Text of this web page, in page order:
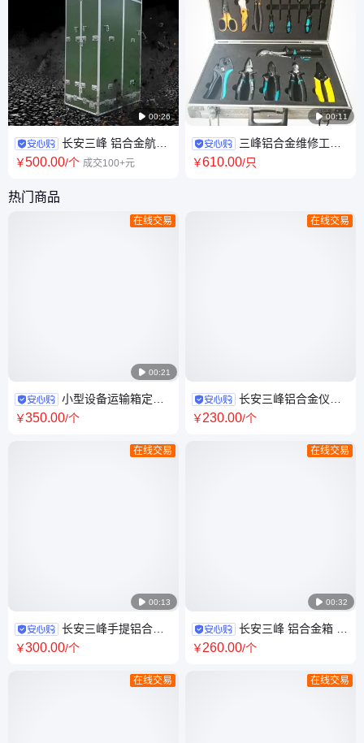
 00:26
长安三峰 铝合金航空
工具箱 铝型材框架 航空包装箱
￥500.00/个 成交100+元
 00:11
三峰铝合金维修工具
箱 手提设备铝箱 精密仪器拉杆
￥610.00/只
热门商品
 00:21
在线交易
小型设备运输箱定制
铝合金收纳箱厂家 带锁工具箱
￥350.00/个
 00:13
在线交易
长安三峰手提铝合金
仪器箱 设备包装箱源头工厂可
￥300.00/个
在线交易
在线交易
长安三峰铝合金仪器
箱 防火板胶合板手提硬箱定制
￥230.00/个
 00:32
在线交易
长安三峰 铝合金箱 定
制收纳箱 50kg承重 产品外包装
￥260.00/个
在线交易